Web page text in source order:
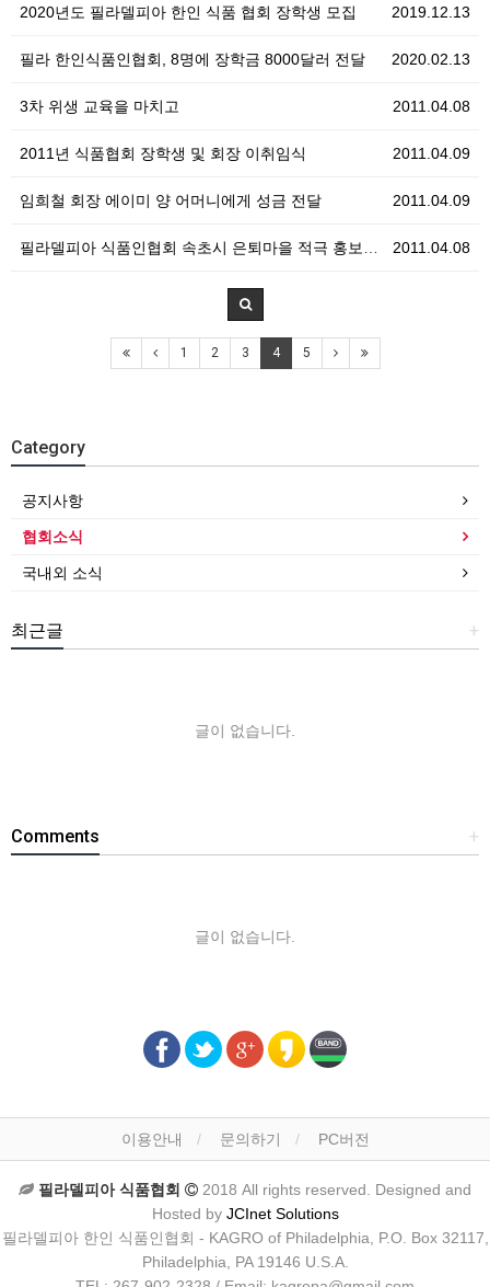
2019.12.13
2020년도 필라델피아 한인 식품 협회 장학생 모집
2020.02.13
필라 한인식품인협회, 8명에 장학금 8000달러 전달
2011.04.08
3차 위생 교육을 마치고
2011.04.09
2011년 식품협회 장학생 및 회장 이취임식
2011.04.09
임희철 회장 에이미 양 어머니에게 성금 전달
2011.04.08
필라델피아 식품인협회 속초시 은퇴마을 적극 홍보한다
1 2 3 4 5
Category
공지사항
협회소식
국내외 소식
+
최근글
글이 없습니다.
+
Comments
글이 없습니다.
이용안내 문의하기 PC버전
필라델피아 식품협회
2018 All rights reserved. Designed and
Hosted by JCInet Solutions
필라델피아 한인 식품인협회 - KAGRO of Philadelphia, P.O. Box 32117,
Philadelphia, PA 19146 U.S.A.